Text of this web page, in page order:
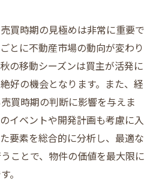
買時期の見極めは非常に重要で
とに不動産市場の動向が変わり
の移動シーズンは買主が活発に
好の機会となります。また、経
買時期の判断に影響を与えま
イベントや開発計画も考慮に入
要素を総合的に分析し、最適な
ことで、物件の価値を最大限に
。